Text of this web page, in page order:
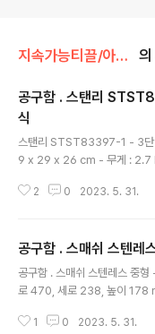
지속가능티끌/아이템 의
공구함 . 스탠리
식
스탠리 STST83397-1 - 3단
9 x 29 x 26 cm - 무게 : 2.7
수납함 공구박스 접이식
2 0 2023. 5. 31.
공구함 . 스매쉬 스텐레
공구함 . 스매쉬 스텐레스 중
로 470, 세로 238, 높이 178
g.com 첫 등록 : 2023.05.31
1 0 2023. 5. 31.